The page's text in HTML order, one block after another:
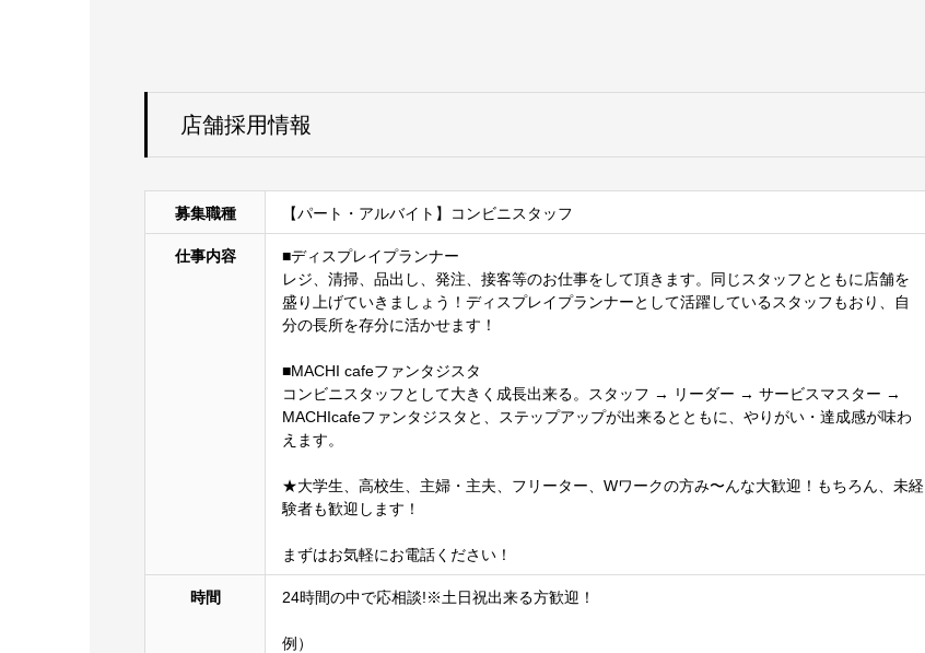
店舗採用情報
募集職種 【パート・アルバイト】コンビニスタッフ
仕事内容
■ディスプレイプランナー
レジ、清掃、品出し、発注、接客等のお仕事をして頂きます。同じスタッフとともに店舗を
盛り上げていきましょう！ディスプレイプランナーとして活躍しているスタッフもおり、自
分の長所を存分に活かせます！
■MACHI cafeファンタジスタ
コンビニスタッフとして大きく成長出来る。スタッフ → リーダー → サービスマスター →
MACHIcafeファンタジスタと、ステップアップが出来るとともに、やりがい・達成感が味わ
えます。
★大学生、高校生、主婦・主夫、フリーター、Wワークの方み〜んな大歓迎！もちろん、未経
験者も歓迎します！
まずはお気軽にお電話ください！
時間 24時間の中で応相談!※土日祝出来る方歓迎！
例）